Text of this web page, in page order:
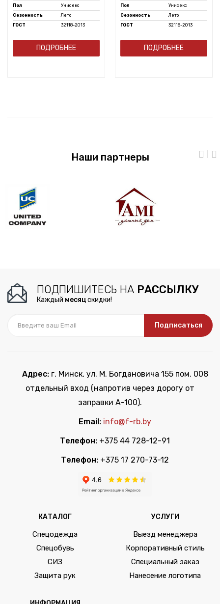
Пол
Унисекс
Сезонность
Лето
ГОСТ
32118-2013
ПОДРОБНЕЕ
Пол
Унисекс
Сезонность
Лето
ГОСТ
32118-2013
ПОДРОБНЕЕ
Наши партнеры
ПОДПИШИТЕСЬ НА РАССЫЛКУ
Каждый месяцскидки!
Подписаться
Адрес:г. Минск, ул. М. Богдановича 155 пом. 008
отдельный вход (напротив через дорогу от
заправки А-100).
Email: info@f-rb.by
Телефон: +375 44 728-12-91
Телефон: +375 17 270-73-12
КАТАЛОГ
Спецодежда
Спецобувь
СИЗ
Защита рук
УСЛУГИ
Выезд менеджера
Корпоративный стиль
Специальный заказ
Нанесение логотипа